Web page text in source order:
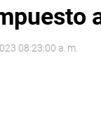
08:23:00 a. m.